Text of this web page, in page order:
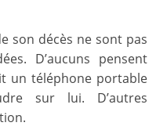
son décès ne sont pas
D’aucuns pensent
un téléphone portable
sur lui. D’autres